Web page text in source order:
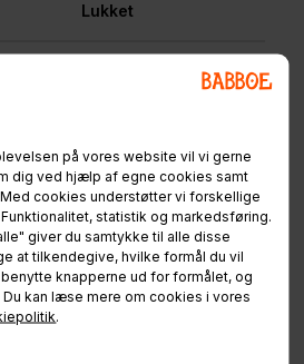
på vores website vil vi gerne
dig ved hjælp af egne cookies samt
cookies understøtter vi forskellige
statistik og markedsføring.
giver du samtykke til alle disse
at tilkendegive, hvilke formål du vil
knapperne ud for formålet, og
kan læse mere om cookies i vores
.
Lukket